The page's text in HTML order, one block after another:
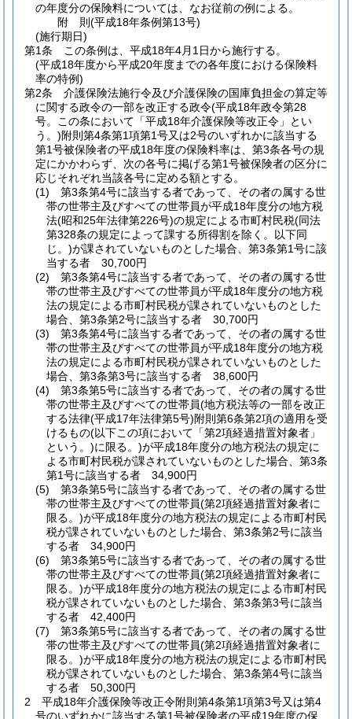
の年度分の保険料については、なお従前の例による。
附 則(平成18年条例第13号)
(施行期日)
第1条
この条例は、平成18年4月1日から施行する。
(平成18年度から平成20年度までの各年度における保険料
率の特例)
第2条
介護保険法施行令及び介護保険の国庫負担金の算定等
に関する政令の一部を改正する政令(平成18年政令第28
号。この条において「平成18年介護保険等改正令」とい
う。)附則第4条第1項第1号又は2号のいずれかに該当する
第1号被保険者の平成18年度の保険料率は、第3条各号の規
定にかかわらず、次の各号に掲げる第1号被保険者の区分に
応じそれぞれ当該各号に定める額とする。
(1)
第3条第4号に該当する者であって、その者の属する世
帯の世帯主及びすべての世帯員が平成18年度分の地方税
法(昭和25年法律第226号)の規定による市町村民税(同法
第328条の規定によって課する所得割を除く。以下同
じ。)が課されていないものとした場合、第3条第1号に該
当する者 30,700円
(2)
第3条第4号に該当する者であって、その者の属する世
帯の世帯主及びすべての世帯員が平成18年度分の地方税
法の規定による市町村民税が課されていないものとした
場合、第3条第2号に該当する者 30,700円
(3)
第3条第4号に該当する者であって、その者の属する世
帯の世帯主及びすべての世帯員が平成18年度分の地方税
法の規定による市町村民税が課されていないものとした
場合、第3条第3号に該当する者 38,600円
(4)
第3条第5号に該当する者であって、その者の属する世
帯の世帯主及びすべての世帯員(地方税法等の一部を改正
する法律(平成17年法律第5号)附則第6条第2項の適用を受
けるもの(以下この項において「第2項経過措置対象者」
という。)に限る。)が平成18年度分の地方税法の規定に
よる市町村民税が課されていないものとした場合、第3条
第1号に該当する者 34,900円
(5)
第3条第5号に該当する者であって、その者の属する世
帯の世帯主及びすべての世帯員(第2項経過措置対象者に
限る。)が平成18年度分の地方税法の規定による市町村民
税が課されていないものとした場合、第3条第2号に該当
する者 34,900円
(6)
第3条第5号に該当する者であって、その者の属する世
帯の世帯主及びすべての世帯員(第2項経過措置対象者に
限る。)が平成18年度分の地方税法の規定による市町村民
税が課されていないものとした場合、第3条第3号に該当
する者 42,400円
(7)
第3条第5号に該当する者であって、その者の属する世
帯の世帯主及びすべての世帯員(第2項経過措置対象者に
限る。)が平成18年度分の地方税法の規定による市町村民
税が課されていないものとした場合、第3条第4号に該当
する者 50,300円
2
平成18年介護保険等改正令附則第4条第1項第3号又は第4
号のいずれかに該当する第1号被保険者の平成19年度の保